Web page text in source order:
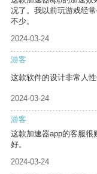
况了。我以前玩游戏经
不少。
2024-03-24
游客
这款软件的设计非常人
2024-03-24
游客
这款加速器app的客服很
好。
2024-03-24